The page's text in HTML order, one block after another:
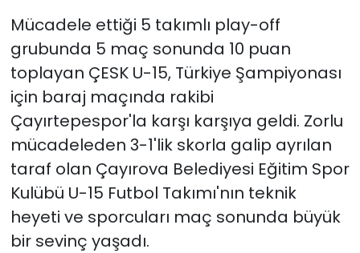
Mücadele ettiği 5 takımlı play-off
grubunda 5 maç sonunda 10 puan
toplayan ÇESK U-15, Türkiye Şampiyonası
için baraj maçında rakibi
Çayırtepespor'la karşı karşıya geldi. Zorlu
mücadeleden 3-1'lik skorla galip ayrılan
taraf olan Çayırova Belediyesi Eğitim Spor
Kulübü U-15 Futbol Takımı'nın teknik
heyeti ve sporcuları maç sonunda büyük
bir sevinç yaşadı.